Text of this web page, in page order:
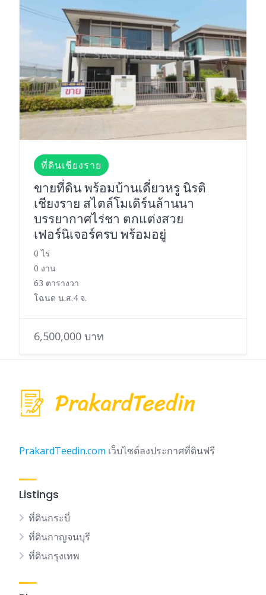
ที่ดินเชียงราย
ขายที่ดิน พร้อมบ้านเดี่ยวหรู นิรติ
เชียงราย สไตล์โมเดิร์นล้านนา
บรรยากาศไร่ชา ตกแต่งสวย
เฟอร์นิเจอร์ครบ พร้อมอยู่
0 ไร่
0 งาน
63 ตารางวา
โฉนด น.ส.4 จ.
6,500,000 บาท
PrakardTeedin.com เว็บไซต์ลงประกาศที่ดินฟรี
Listings
ที่ดินกระบี่
ที่ดินกาญจนบุรี
ที่ดินกรุงเทพ